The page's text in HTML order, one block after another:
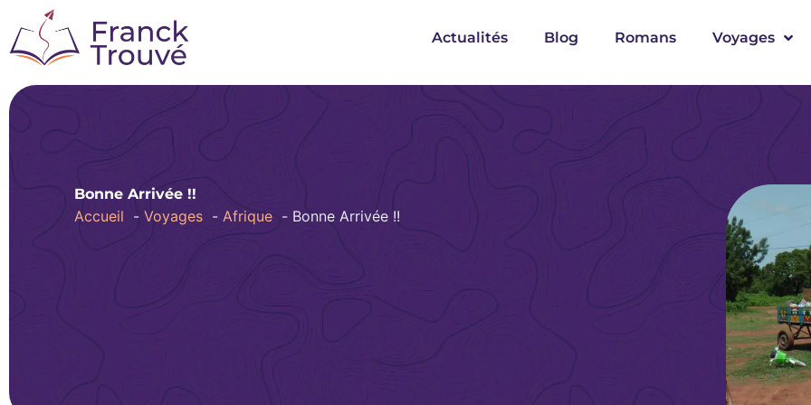
contenu
Actualités Blog Romans Voyages
Bonne Arrivée !!
Accueil Voyages Afrique Bonne Arrivée !!